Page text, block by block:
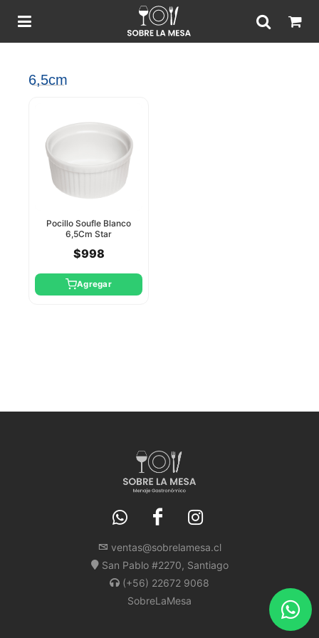
6,5cm
Pocillo Soufle Blanco
6,5Cm Star
$998
Agregar
ventas@sobrelamesa.cl
San Pablo #2270, Santiago
(+56) 22672 9068
SobreLaMesa